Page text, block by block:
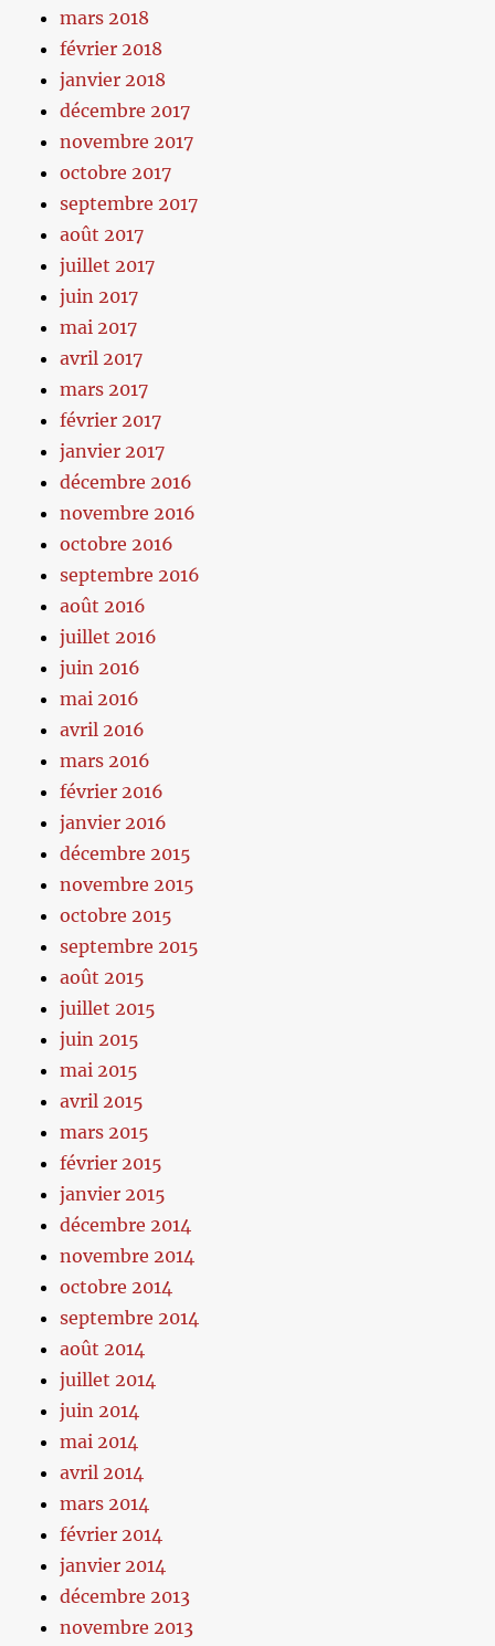
mars 2018
février 2018
janvier 2018
décembre 2017
novembre 2017
octobre 2017
septembre 2017
août 2017
juillet 2017
juin 2017
mai 2017
avril 2017
mars 2017
février 2017
janvier 2017
décembre 2016
novembre 2016
octobre 2016
septembre 2016
août 2016
juillet 2016
juin 2016
mai 2016
avril 2016
mars 2016
février 2016
janvier 2016
décembre 2015
novembre 2015
octobre 2015
septembre 2015
août 2015
juillet 2015
juin 2015
mai 2015
avril 2015
mars 2015
février 2015
janvier 2015
décembre 2014
novembre 2014
octobre 2014
septembre 2014
août 2014
juillet 2014
juin 2014
mai 2014
avril 2014
mars 2014
février 2014
janvier 2014
décembre 2013
novembre 2013